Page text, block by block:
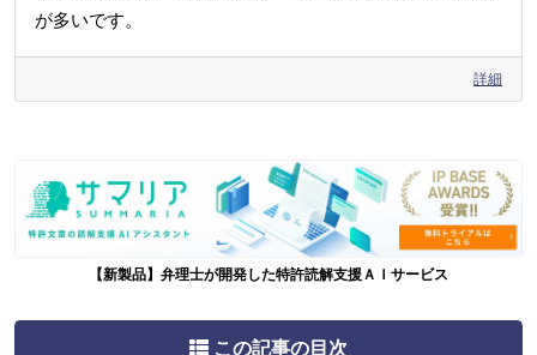
が多いです。
詳細
【新製品】弁理士が開発した特許読解支援ＡＩサービス
この記事の目次